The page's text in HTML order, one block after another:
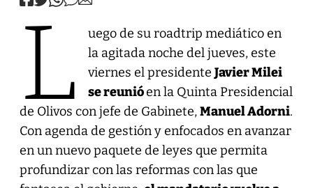
L
uego de su roadtrip mediático en
la agitada noche del jueves, este
viernes el presidente Javier Milei
se reunióen la Quinta Presidencial
de Olivos con jefe de Gabinete,Manuel Adorni.
Con agenda de gestión y enfocados en avanzar
en un nuevo paquete de leyes que permita
profundizar con las reformas con las que